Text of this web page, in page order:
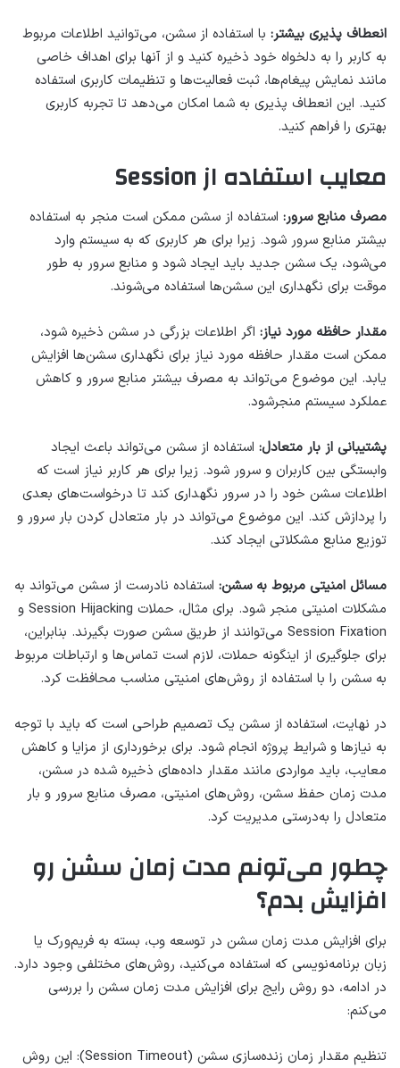
انعطاف پذیری بیشتر: با استفاده از سشن، می‌توانید اطلاعات مربوط
به کاربر را به دلخواه خود ذخیره کنید و از آنها برای اهداف خاصی
مانند نمایش پیغام‌ها، ثبت فعالیت‌ها و تنظیمات کاربری استفاده
کنید. این انعطاف پذیری به شما امکان می‌دهد تا تجربه کاربری
بهتری را فراهم کنید.
معایب استفاده از Session
مصرف منابع سرور: استفاده از سشن ممکن است منجر به استفاده
بیشتر منابع سرور شود. زیرا برای هر کاربری که به سیستم وارد
می‌شود، یک سشن جدید باید ایجاد شود و منابع سرور به طور
موقت برای نگهداری این سشن‌ها استفاده می‌شوند.
مقدار حافظه مورد نیاز: اگر اطلاعات بزرگی در سشن ذخیره شود،
ممکن است مقدار حافظه مورد نیاز برای نگهداری سشن‌ها افزایش
یابد. این موضوع می‌تواند به مصرف بیشتر منابع سرور و کاهش
عملکرد سیستم منجرشود.
پشتیبانی از بار متعادل: استفاده از سشن می‌تواند باعث ایجاد
وابستگی بین کاربران و سرور شود. زیرا برای هر کاربر نیاز است که
اطلاعات سشن خود را در سرور نگهداری کند تا درخواست‌های بعدی
را پردازش کند. این موضوع می‌تواند در بار متعادل کردن بار سرور و
توزیع منابع مشکلاتی ایجاد کند.
مسائل امنیتی مربوط به سشن: استفاده نادرست از سشن می‌تواند به
مشکلات امنیتی منجر شود. برای مثال، حملات Session Hijacking و
Session Fixation می‌توانند از طریق سشن صورت بگیرند. بنابراین،
برای جلوگیری از اینگونه حملات، لازم است تماس‌ها و ارتباطات مربوط
به سشن را با استفاده از روش‌های امنیتی مناسب محافظت کرد.
در نهایت، استفاده از سشن یک تصمیم طراحی است که باید با توجه
به نیازها و شرایط پروژه انجام شود. برای برخورداری از مزایا و کاهش
معایب، باید مواردی مانند مقدار داده‌های ذخیره شده در سشن،
مدت زمان حفظ سشن، روش‌های امنیتی، مصرف منابع سرور و بار
متعادل را به‌درستی مدیریت کرد.
چطور می‌تونم مدت زمان سشن رو
افزایش بدم؟
برای افزایش مدت زمان سشن در توسعه وب، بسته به فریم‌ورک یا
زبان برنامه‌نویسی که استفاده می‌کنید، روش‌های مختلفی وجود دارد.
در ادامه، دو روش رایج برای افزایش مدت زمان سشن را بررسی
می‌کنم:
تنظیم مقدار زمان زنده‌سازی سشن (Session Timeout): این روش